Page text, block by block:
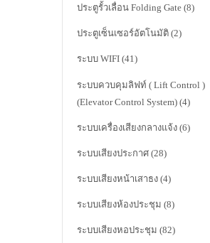
ประตูรั้วเลื่อน Folding Gate (8)
ประตูเซ็นเซอร์อัตโนมัติ (2)
ระบบ WIFI (41)
ระบบควบคุมลิฟท์ ( Lift Control )
(Elevator Control System) (4)
ระบบเครื่องเสียงกลางแจ้ง (6)
ระบบเสียงประกาศ (28)
ระบบเสียงหน้าเสาธง (4)
ระบบเสียงห้องประชุม (8)
ระบบเสียงหอประชุม (82)